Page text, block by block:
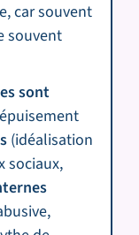
car souvent
souvent
sont
(idéalisation
sociaux,